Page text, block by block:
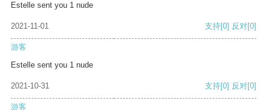
Estelle sent you 1 nude
2021-11-01 支持[0] 反对[0]
游客
Estelle sent you 1 nude
2021-10-31 支持[0] 反对[0]
游客